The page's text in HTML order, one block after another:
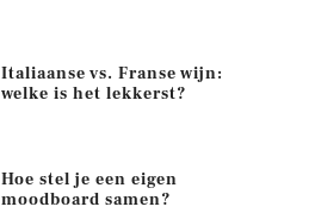
Italiaanse vs. Franse wijn:
welke is het lekkerst?
Hoe stel je een eigen
moodboard samen?